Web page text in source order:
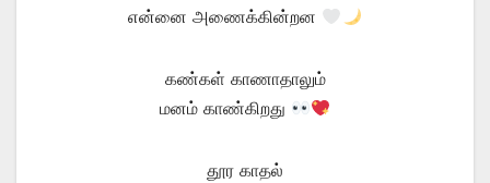
என்னை அணைக்கின்றன
கண்கள் காணாதாலும்
மனம் காண்கிறது
தூர காதல்